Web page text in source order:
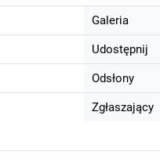
Galeria
Udostępnij
Odsłony
Zgłaszający